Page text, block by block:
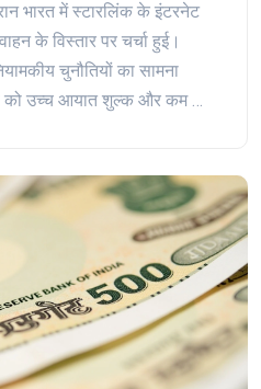
भारत में स्टारलिंक के इंटरनेट
के विस्तार पर चर्चा हुई।
चुनौतियों का सामना
को उच्च आयात शुल्क और कम मांग